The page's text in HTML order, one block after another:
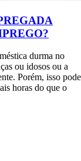
durma no
ou idosos ou a
Porém, isso pode
horas do que o